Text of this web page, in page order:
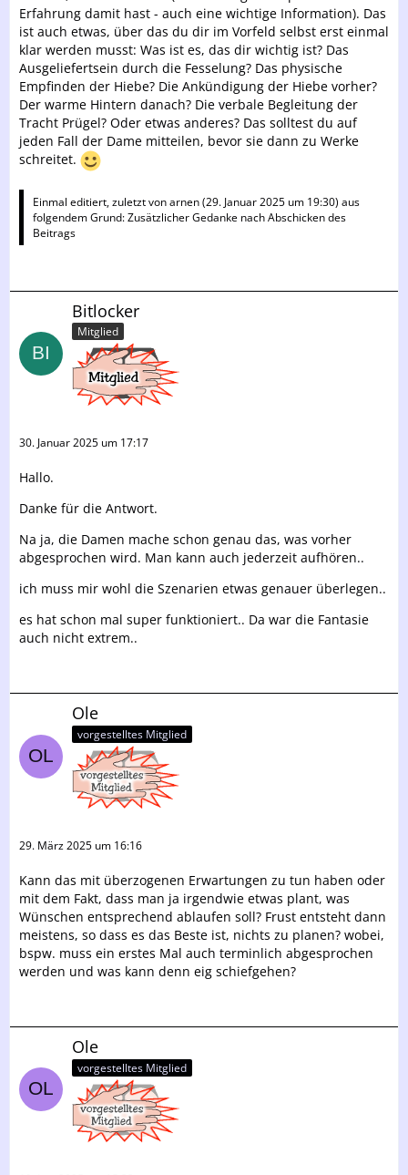
Erfahrung damit hast - auch eine wichtige Information). Das
ist auch etwas, über das du dir im Vorfeld selbst erst einmal
klar werden musst: Was ist es, das dir wichtig ist? Das
Ausgeliefertsein durch die Fesselung? Das physische
Empfinden der Hiebe? Die Ankündigung der Hiebe vorher?
Der warme Hintern danach? Die verbale Begleitung der
Tracht Prügel? Oder etwas anderes? Das solltest du auf
jeden Fall der Dame mitteilen, bevor sie dann zu Werke
schreitet.
Einmal editiert, zuletzt vonarnen(29. Januar 2025 um 19:30) aus
folgendem Grund: Zusätzlicher Gedanke nach Abschicken des
Beitrags
Bitlocker
Mitglied
30. Januar 2025 um 17:17
Hallo.
Danke für die Antwort.
Na ja, die Damen mache schon genau das, was vorher
abgesprochen wird. Man kann auch jederzeit aufhören..
ich muss mir wohl die Szenarien etwas genauer überlegen..
es hat schon mal super funktioniert.. Da war die Fantasie
auch nicht extrem..
Ole
vorgestelltes Mitglied
29. März 2025 um 16:16
Kann das mit überzogenen Erwartungen zu tun haben oder
mit dem Fakt, dass man ja irgendwie etwas plant, was
Wünschen entsprechend ablaufen soll? Frust entsteht dann
meistens, so dass es das Beste ist, nichts zu planen? wobei,
bspw. muss ein erstes Mal auch terminlich abgesprochen
werden und was kann denn eig schiefgehen?
Ole
vorgestelltes Mitglied